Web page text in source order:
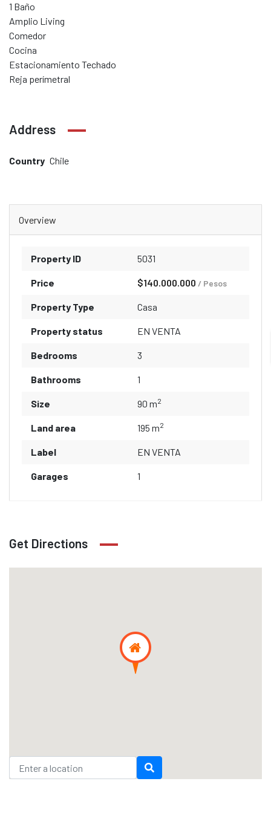
1 Baño
Amplio Living
Comedor
Cocina
Estacionamiento Techado
Reja perímetral
Address
Country Chile
Overview
Property ID 5031
Price $140.000.000 / Pesos
Property Type Casa
Property status EN VENTA
Bedrooms 3
Bathrooms 1
Size 90 m2
Land area 195 m2
Label EN VENTA
Garages 1
Get Directions